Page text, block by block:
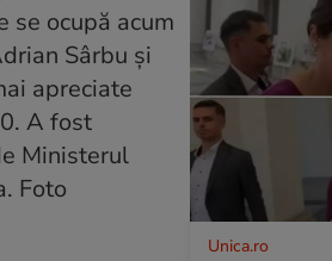
Unica.ro